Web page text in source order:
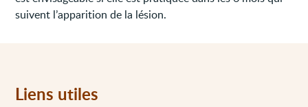
suivent l’apparition de la lésion.
Liens utiles